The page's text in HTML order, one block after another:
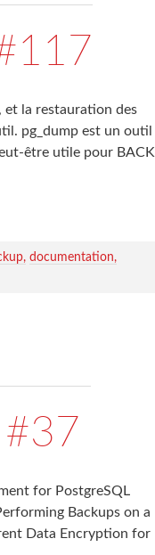
et la restauration des
pg_dump est un outil
être utile pour BACK
documentation
#37
for PostgreSQL
Backups on a
Data Encryption for